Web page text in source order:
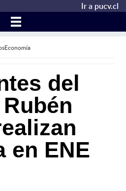
Ir a pucv.cl
del
en ENE